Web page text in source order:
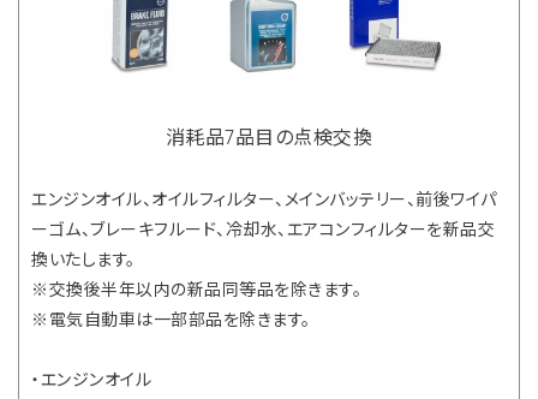
消耗品7品目の点検交換
エンジンオイル、オイルフィルター、メインバッテリー、前後ワイパ
ーゴム、ブレーキフルード、冷却水、エアコンフィルターを新品交
換いたします。
※交換後半年以内の新品同等品を除きます。
※電気自動車は一部部品を除きます。
・エンジンオイル